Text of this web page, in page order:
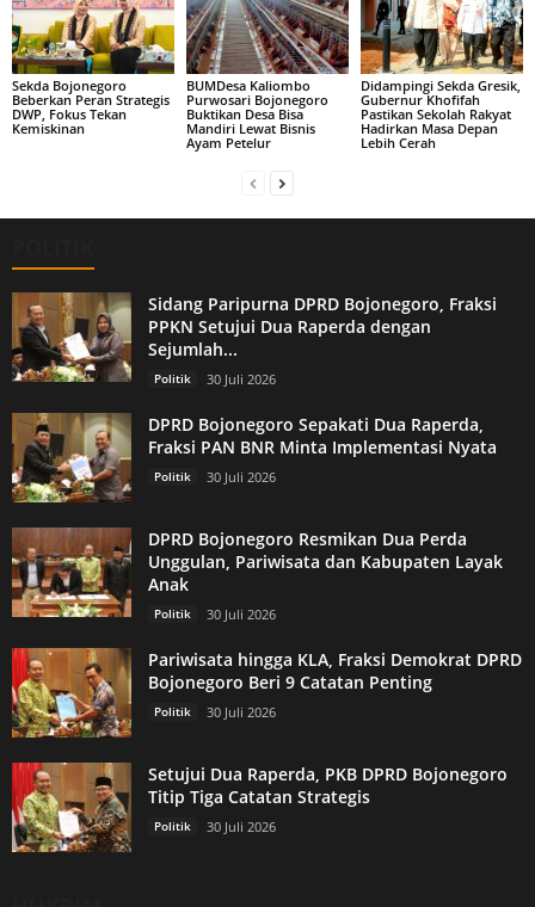
Sekda Bojonegoro
Beberkan Peran Strategis
DWP, Fokus Tekan
Kemiskinan
BUMDesa Kaliombo
Purwosari Bojonegoro
Buktikan Desa Bisa
Mandiri Lewat Bisnis
Ayam Petelur
Didampingi Sekda Gresik,
Gubernur Khofifah
Pastikan Sekolah Rakyat
Hadirkan Masa Depan
Lebih Cerah
Sidang Paripurna DPRD Bojonegoro, Fraksi
PPKN Setujui Dua Raperda dengan
Sejumlah...
Politik 30 Juli 2026
DPRD Bojonegoro Sepakati Dua Raperda,
Fraksi PAN BNR Minta Implementasi Nyata
Politik 30 Juli 2026
DPRD Bojonegoro Resmikan Dua Perda
Unggulan, Pariwisata dan Kabupaten Layak
Anak
Politik 30 Juli 2026
Pariwisata hingga KLA, Fraksi Demokrat DPRD
Bojonegoro Beri 9 Catatan Penting
Politik 30 Juli 2026
Setujui Dua Raperda, PKB DPRD Bojonegoro
Titip Tiga Catatan Strategis
Politik 30 Juli 2026